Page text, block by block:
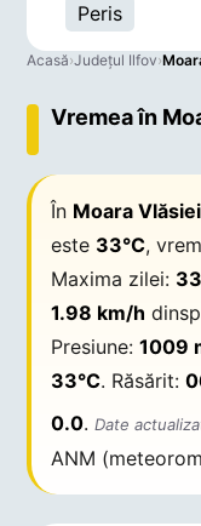
Peris
Acasă›Județul Ilfov›
Vremea în
În Moara
este 33°C,
Maxima zilei:
1.98 km/h
Presiune:1009
33°C. Răsărit:
0.0.Date
ANM